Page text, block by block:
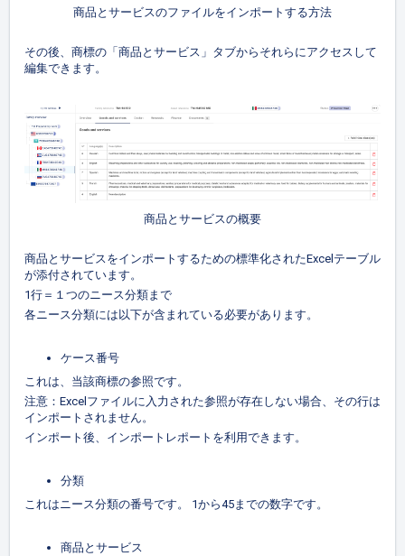
商品とサービスのファイルをインポートする方法
その後、商標の「商品とサービス」タブからそれらにアクセスして
編集できます。
商品とサービスの概要
商品とサービスをインポートするための標準化されたExcelテーブル
が添付されています。
1行＝１つのニース分類まで
各ニース分類には以下が含まれている必要があります。
ケース番号
これは、当該商標の参照です。
注意：Excelファイルに入力された参照が存在しない場合、その行は
インポートされません。
インポート後、インポートレポートを利用できます。
分類
これはニース分類の番号です。 1から45までの数字です。
商品とサービス